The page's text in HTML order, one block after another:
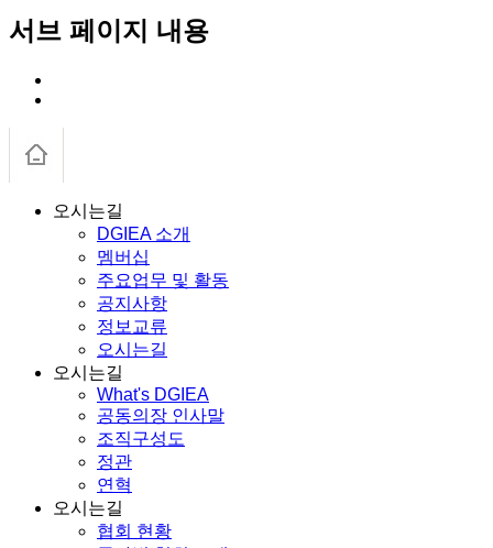
서브 페이지 내용
오시는길
DGIEA 소개
멤버십
주요업무 및 활동
공지사항
정보교류
오시는길
오시는길
What's DGIEA
공동의장 인사말
조직구성도
정관
연혁
오시는길
협회 현황